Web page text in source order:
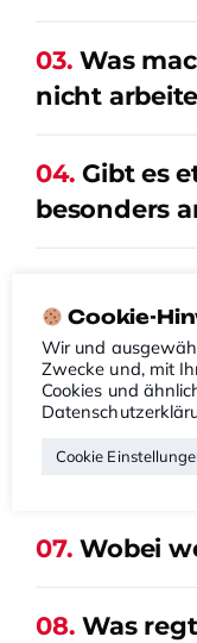
03. Was
nicht
04. Gibt es
besonders
besonders
06.Was
mal
noch nie
07. Wobei
08. Was
Cookie-
Wir und
Zwecke und, mit
Cookies und
Cookie